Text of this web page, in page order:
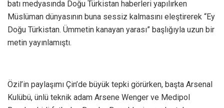
batı medyasında Doğu Türkistan haberleri yapılırken
Müslüman dünyasının buna sessiz kalmasını eleştirerek “Ey
Doğu Türkistan. Ümmetin kanayan yarası” başlığıyla uzun bir
metin yayınlamıştı.
Özil’in paylaşımı Çin’de büyük tepki görürken, başta Arsenal
Kulübü, ünlü teknik adam Arsene Wenger ve Medipol